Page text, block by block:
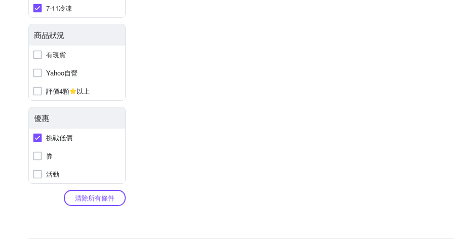
7-11冷凍
商品狀況
有現貨
Yahoo自營
評價4顆
以上
優惠
挑戰低價
券
活動
清除所有條件